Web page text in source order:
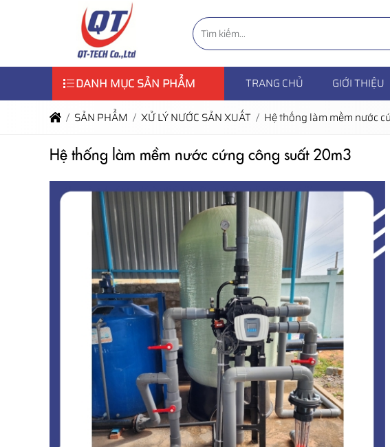
DANH MỤC SẢN PHẨM TRANG CHỦ GIỚI THIỆU
SẢN PHẨM XỬ LÝ NƯỚC SẢN XUẤT Hệ thống làm mềm nước
Hệ thống làm mềm nước cứng công suất 20m3